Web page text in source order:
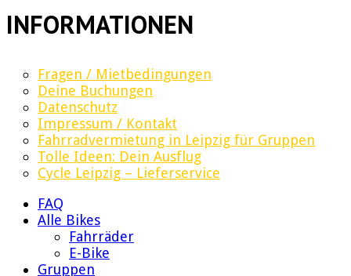
INFORMATIONEN
Fragen / Mietbedingungen
Deine Buchungen
Datenschutz
Impressum / Kontakt
Fahrradvermietung in Leipzig für Gruppen
Tolle Ideen: Dein Ausflug
Cycle Leipzig – Lieferservice
FAQ
Alle Bikes
Fahrräder
E-Bike
Gruppen